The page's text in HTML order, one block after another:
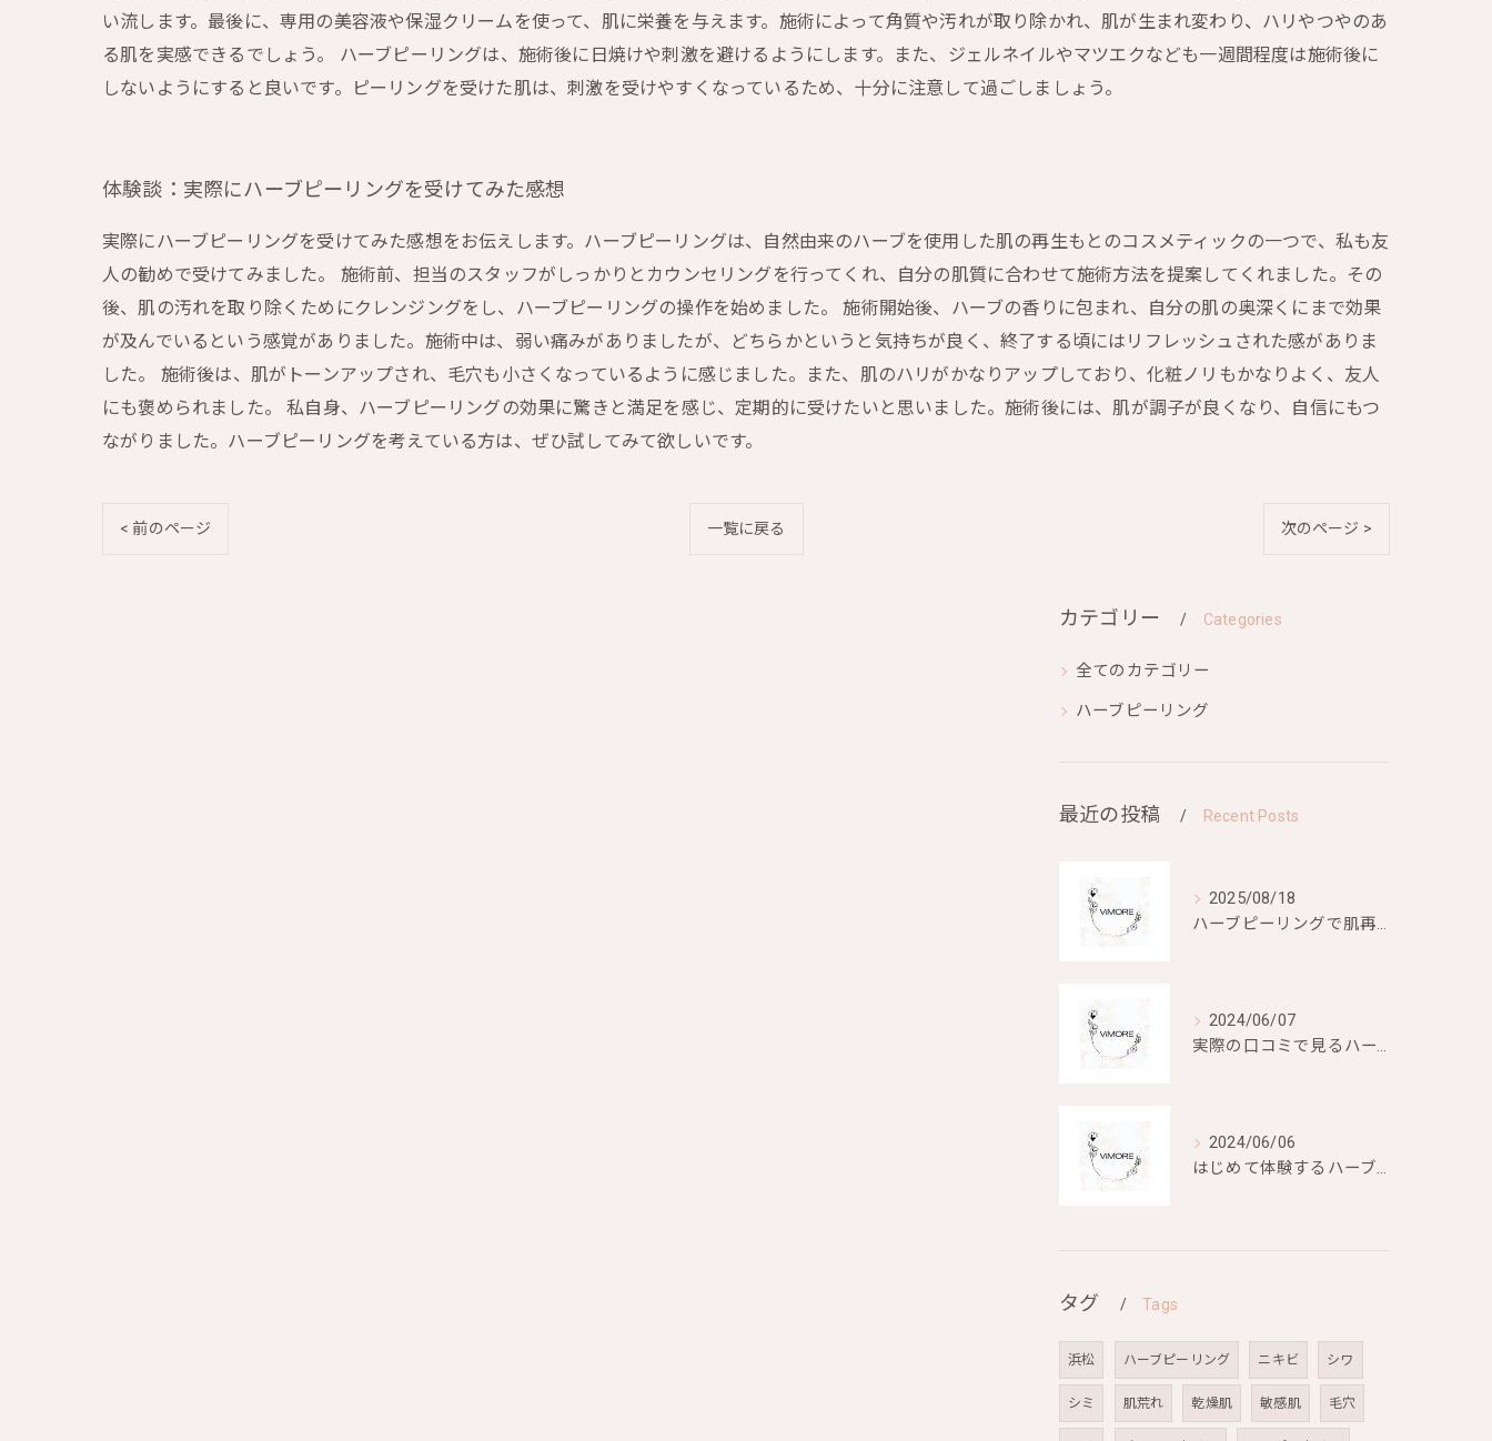
い流します。最後に、専用の美容液や保湿クリームを使って、肌に栄養を与えます。施術によって角質や汚れが取り除かれ、肌が生まれ変わり、ハリやつやのあ
る肌を実感できるでしょう。 ハーブピーリングは、施術後に日焼けや刺激を避けるようにします。また、ジェルネイルやマツエクなども一週間程度は施術後に
しないようにすると良いです。ピーリングを受けた肌は、刺激を受けやすくなっているため、十分に注意して過ごしましょう。
体験談：実際にハーブピーリングを受けてみた感想
実際にハーブピーリングを受けてみた感想をお伝えします。ハーブピーリングは、自然由来のハーブを使用した肌の再生もとのコスメティックの一つで、私も友
人の勧めで受けてみました。 施術前、担当のスタッフがしっかりとカウンセリングを行ってくれ、自分の肌質に合わせて施術方法を提案してくれました。その
後、肌の汚れを取り除くためにクレンジングをし、ハーブピーリングの操作を始めました。 施術開始後、ハーブの香りに包まれ、自分の肌の奥深くにまで効果
が及んでいるという感覚がありました。施術中は、弱い痛みがありましたが、どちらかというと気持ちが良く、終了する頃にはリフレッシュされた感がありま
した。 施術後は、肌がトーンアップされ、毛穴も小さくなっているように感じました。また、肌のハリがかなりアップしており、化粧ノリもかなりよく、友人
にも褒められました。 私自身、ハーブピーリングの効果に驚きと満足を感じ、定期的に受けたいと思いました。施術後には、肌が調子が良くなり、自信にもつ
ながりました。ハーブピーリングを考えている方は、ぜひ試してみて欲しいです。
< 前のページ 一覧に戻る 次のページ >
カテゴリー Categories
全てのカテゴリー
ハーブピーリング
最近の投稿 Recent Posts
2025/08/18
ハーブピーリングで肌再生を目指す
2024/06/07
実際の口コミで見るハーブピーリングの効果と評判
2024/06/06
はじめて体験するハーブピーリングの美容効果とは？
タグ Tags
浜松 ハーブピーリング ニキビ シワ
シミ 肌荒れ 乾燥肌 敏感肌 毛穴